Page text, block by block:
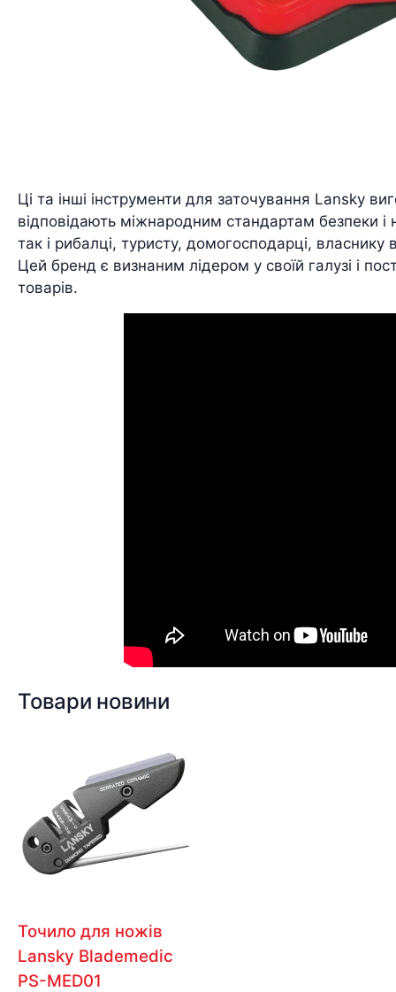
Ці та інші інструменти для заточування Lansky
відповідають міжнародним стандартам безпеки
так і рибалці, туристу, домогосподарці, власнику
Цей бренд є визнаним лідером у своїй галузі і
товарів.
Товари новини
Точило для ножів
Lansky Blademedic
PS-MED01